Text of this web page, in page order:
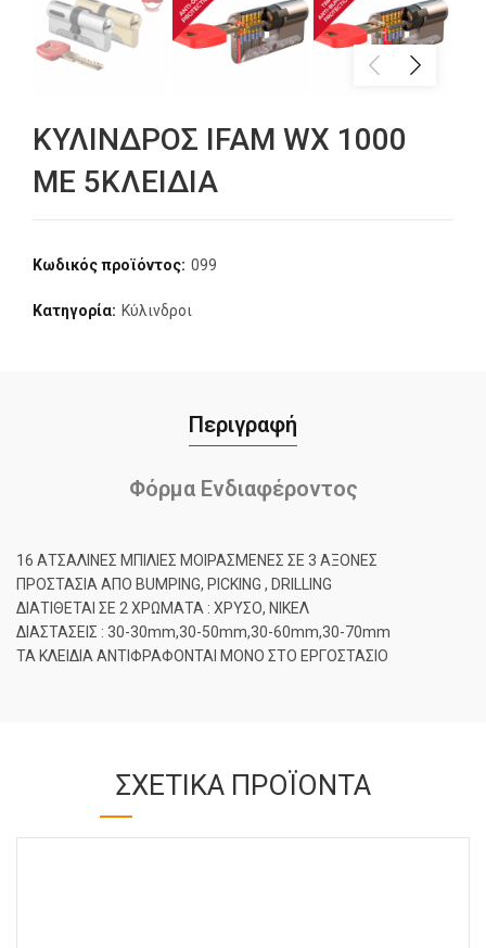
ΚΥΛΙΝΔΡΟΣ IFAM WX 1000
ME 5ΚΛΕΙΔΙΑ
Κωδικός προϊόντος: 099
Κατηγορία: Κύλινδροι
Περιγραφή
Φόρμα Ενδιαφέροντος
16 ΑΤΣΑΛΙΝΕΣ ΜΠΙΛΙΕΣ ΜΟΙΡΑΣΜΕΝΕΣ ΣΕ 3 ΑΞΟΝΕΣ
ΠΡΟΣΤΑΣΙΑ ΑΠΟ BUMPING, PICKING , DRILLING
ΔΙΑΤΙΘΕΤΑΙ ΣΕ 2 ΧΡΩΜAΤΑ : ΧΡΥΣΟ, ΝΙΚΕΛ
ΔΙΑΣΤΑΣΕΙΣ : 30-30mm,30-50mm,30-60mm,30-70mm
ΤΑ ΚΛΕΙΔΙΑ ΑΝΤΙΦΡΑΦΟΝΤΑΙ ΜΟΝΟ ΣΤΟ ΕΡΓΟΣΤΑΣΙΟ
ΣΧΕΤΙΚΆ ΠΡΟΪΌΝΤΑ